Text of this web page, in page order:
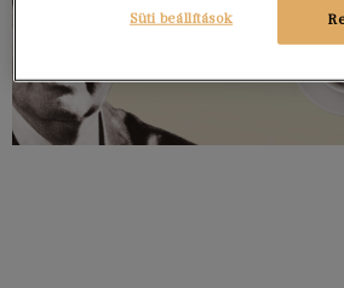
Süti beállítások